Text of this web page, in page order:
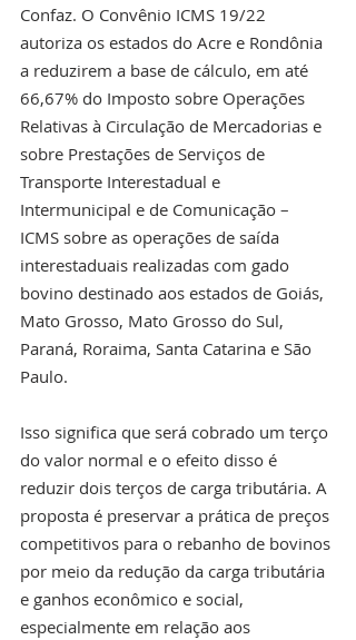
Confaz. O Convênio ICMS 19/22
autoriza os estados do Acre e Rondônia
a reduzirem a base de cálculo, em até
66,67% do Imposto sobre Operações
Relativas à Circulação de Mercadorias e
sobre Prestações de Serviços de
Transporte Interestadual e
Intermunicipal e de Comunicação –
ICMS sobre as operações de saída
interestaduais realizadas com gado
bovino destinado aos estados de Goiás,
Mato Grosso, Mato Grosso do Sul,
Paraná, Roraima, Santa Catarina e São
Paulo.
Isso significa que será cobrado um terço
do valor normal e o efeito disso é
reduzir dois terços de carga tributária. A
proposta é preservar a prática de preços
competitivos para o rebanho de bovinos
por meio da redução da carga tributária
e ganhos econômico e social,
especialmente em relação aos